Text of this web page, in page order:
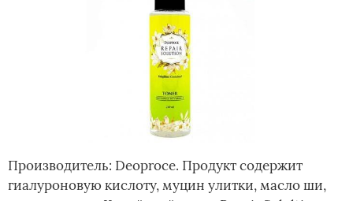
Производитель: Deoproce. Продукт содержит
гиалуроновую кислоту, муцин улитки, масло ши,